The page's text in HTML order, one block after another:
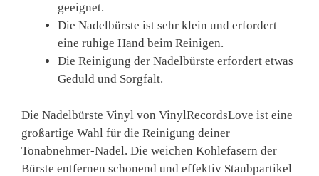
geeignet.
Die Nadelbürste ist sehr klein und erfordert
eine ruhige Hand beim Reinigen.
Die Reinigung der Nadelbürste erfordert etwas
Geduld und Sorgfalt.
Die Nadelbürste Vinyl von VinylRecordsLove ist eine
großartige Wahl für die Reinigung deiner
Tonabnehmer-Nadel. Die weichen Kohlefasern der
Bürste entfernen schonend und effektiv Staubpartikel